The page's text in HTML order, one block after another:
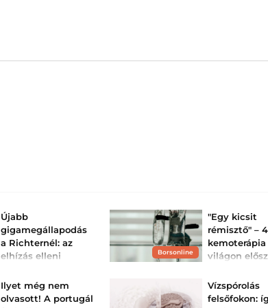
Újabb
gigamegállapodás
a Richternél: az
elhízás elleni
veszik célba
Bővíti együttműködését
máltai partnerével a
Borsonline
"Egy kicsit
rémisztő" –
világon
kezelést egy...
Vajon ez lehet a
fegyver a rák
Ilyet még nem
olvasott! A portugál
Vízspórolás
felsőfokon: